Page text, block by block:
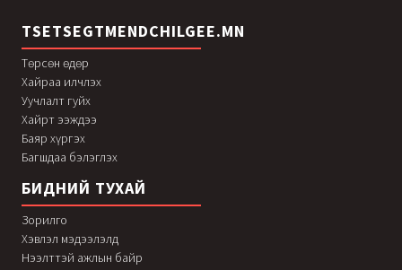
TSETSEGTMENDCHILGEE.MN
Төрсөн өдөр
Хайраа илчлэх
Уучлалт гуйх
Хайрт ээждээ
Баяр хүргэх
Багшдаа бэлэглэх
БИДНИЙ ТУХАЙ
Зорилго
Хэвлэл мэдээлэлд
Нээлттэй ажлын байр